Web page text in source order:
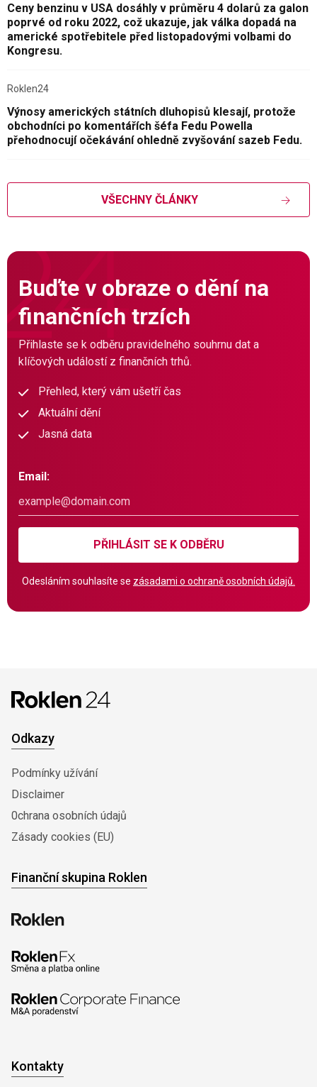
Ceny benzinu v USA dosáhly v průměru 4 dolarů za galon
poprvé od roku 2022, což ukazuje, jak válka dopadá na
americké spotřebitele před listopadovými volbami do
Kongresu.
Roklen24
Výnosy amerických státních dluhopisů klesají, protože
obchodníci po komentářích šéfa Fedu Powella
přehodnocují očekávání ohledně zvyšování sazeb Fedu.
VŠECHNY ČLÁNKY
Buďte v obraze o dění na
finančních trzích
Přihlaste se k odběru pravidelného souhrnu dat a
klíčových událostí z finančních trhů.
Přehled, který vám ušetří čas
Aktuální dění
Jasná data
Email:
PŘIHLÁSIT SE K ODBĚRU
Odesláním souhlasíte se zásadami o ochraně osobních údajů.
Odkazy
Podmínky užívání
Disclaimer
0chrana osobních údajů
Zásady cookies (EU)
Finanční skupina Roklen
Kontakty